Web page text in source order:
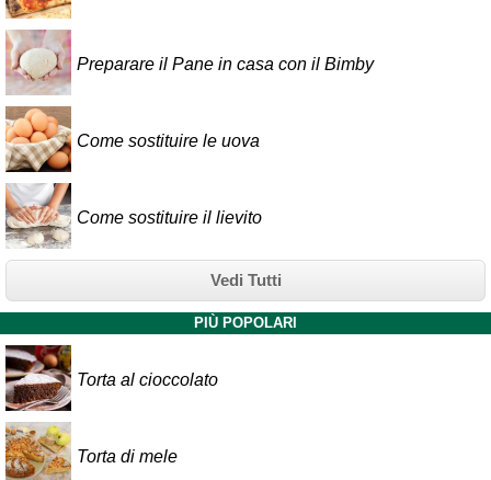
Preparare il Pane in casa con il Bimby
Come sostituire le uova
Come sostituire il lievito
Vedi Tutti
PIÙ POPOLARI
Torta al cioccolato
Torta di mele